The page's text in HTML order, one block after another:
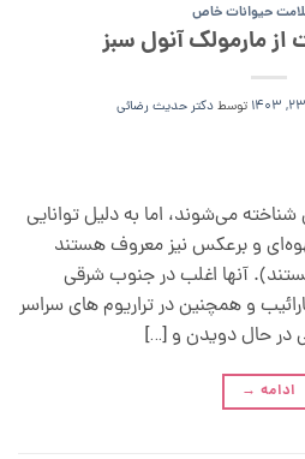
حیوانات خاص
از مارمولک آنول سبز
توسطدکتر حدیث رضائی
می‌شوند، اما به دلیل توانایی
و برعکس نیز معروف هستند
آنها اغلب در جنوب شرقی
و همچنین در تراریوم های سراسر
در حال دویدن و […]
ادامه →